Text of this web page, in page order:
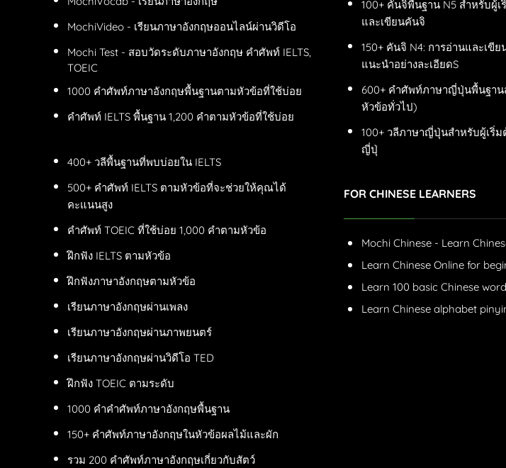
MochiVideo - เรียนภาษาอังกฤษออนไลน์ผ่านวิดีโอ
Mochi Test - สอบวัดระดับภาษาอังกฤษ คำศัพท์ IELTS,
TOEIC
1000 คำศัพท์ภาษาอังกฤษพื้นฐานตามหัวข้อที่ใช้บ่อย
คำศัพท์ IELTS พื้นฐาน 1,200 คำตามหัวข้อที่ใช้บ่อย
400+ วลีพื้นฐานที่พบบ่อยใน IELTS
500+ คำศัพท์ IELTS ตามหัวข้อที่จะช่วยให้คุณได้
คะแนนสูง
คำศัพท์ TOEIC ที่ใช้บ่อย 1,000 คำตามหัวข้อ
ฝึกฟัง IELTS ตามหัวข้อ
ฝึกฟังภาษาอังกฤษตามหัวข้อ
เรียนภาษาอังกฤษผ่านเพลง
เรียนภาษาอังกฤษผ่านภาพยนตร์
เรียนภาษาอังกฤษผ่านวิดีโอ TED
ฝึกฟัง TOEIC ตามระดับ
1000 คำคำศัพท์ภาษาอังกฤษพื้นฐาน
150+ คำศัพท์ภาษาอังกฤษในหัวข้อผลไม้และผัก
รวม 200 คำศัพท์ภาษาอังกฤษเกี่ยวกับสัตว์
100+ คันจิพื้นฐาน N5 สำหรับผู้เ
และเขียนคันจิ
150+ คันจิ N4: การอ่านและเขี
แนะนำอย่างละเอียดS
600+ คำศัพท์ภาษาญี่ปุ่นพื้นฐาน
หัวข้อทั่วไป)
100+ วลีภาษาญี่ปุ่นสำหรับผู้เริ่
ญี่ปุ่
FOR CHINESE LEARNERS
Mochi Chinese - Learn
Learn Chinese Online for
Learn 100 basic Chinese
Learn Chinese alphabet